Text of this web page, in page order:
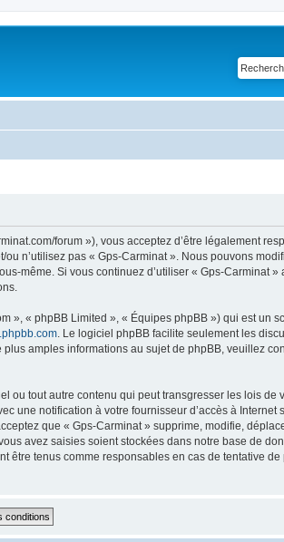
forum »), vous acceptez d’être légalement
n’utilisez pas « Gps-Carminat ». Nous pouvons
même. Si vous continuez d’utiliser « Gps-Carminat
», « phpBB Limited », « Équipes phpBB ») qui est un
. Le logiciel phpBB facilite seulement les
amples informations au sujet de phpBB, veuillez
tout autre contenu qui peut transgresser les lois de
une notification à votre fournisseur d’accès à Internet
que « Gps-Carminat » supprime, modifie,
avez saisies soient stockées dans notre base de
être tenus comme responsables en cas de tentative